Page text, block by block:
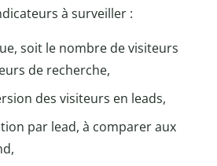
à surveiller :
soit le nombre de visiteurs
de recherche,
des visiteurs en leads,
par lead, à comparer aux